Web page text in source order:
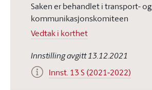
Saken er behandlet i transport- og
kommunikasjonskomiteen
Vedtak i korthet
Innstilling avgitt 13.12.2021
Innst. 13 S (2021-2022)